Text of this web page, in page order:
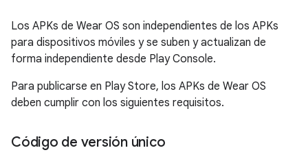
Los APKs de Wear OS son independientes de los APKs
para dispositivos móviles y se suben y actualizan de
forma independiente desde Play Console.
Para publicarse en Play Store, los APKs de Wear OS
deben cumplir con los siguientes requisitos.
Código de versión único